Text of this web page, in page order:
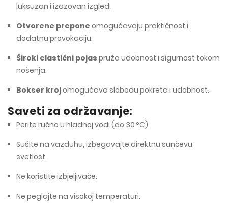
luksuzan i izazovan izgled.
Otvorene prepone omogućavaju praktičnost i
dodatnu provokaciju.
Široki elastični pojas pruža udobnost i sigurnost tokom
nošenja.
Bokser krojomogućava slobodu pokreta i udobnost.
Saveti za održavanje:
Perite ručno u hladnoj vodi (do 30 °C).
Sušite na vazduhu, izbegavajte direktnu sunčevu
svetlost.
Ne koristite izbjeljivače.
Ne peglajte na visokoj temperaturi.